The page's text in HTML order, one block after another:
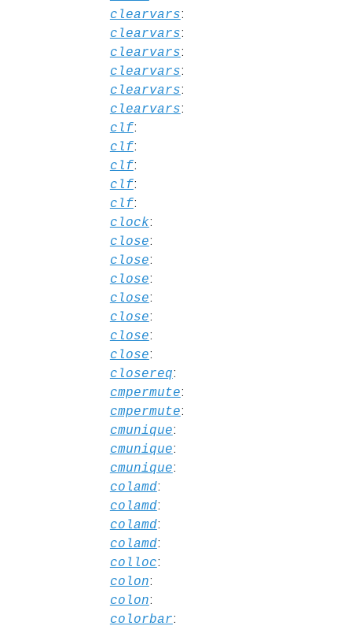
clearvars:
clearvars:
clearvars:
clearvars:
clearvars:
clearvars:
clf:
clf:
clf:
clf:
clf:
clock:
close:
close:
close:
close:
close:
close:
close:
closereq:
cmpermute:
cmpermute:
cmunique:
cmunique:
cmunique:
colamd:
colamd:
colamd:
colamd:
colloc:
colon:
colon:
colorbar: